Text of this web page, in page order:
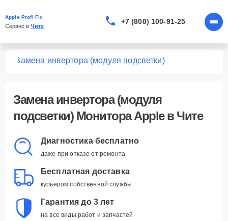
Apple Profi Fix
Сервис в Чите
+7 (800) 100-91-25
Замена инвертора (модуля подсветки)
Замена инвертора (модуля
подсветки) Монитора Apple в Чите
Диагностика бесплатно
даже при отказе от ремонта
Бесплатная доставка
курьером собственной службы
Гарантия до 3 лет
на все виды работ и запчастей